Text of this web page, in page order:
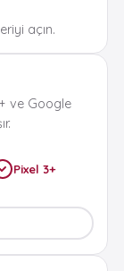
açın.
ve Google
Pixel 3+